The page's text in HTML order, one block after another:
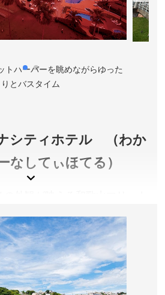
トハーバーを眺めながらゆった
りとバスタイム
シティホテル （わか
なしてぃほてる）
佇むお洒落なホテル。全室オー
から愛でる美しい海の風景や、
会の副会長を務めるシェフの技
タリアンレストランでの夕食が